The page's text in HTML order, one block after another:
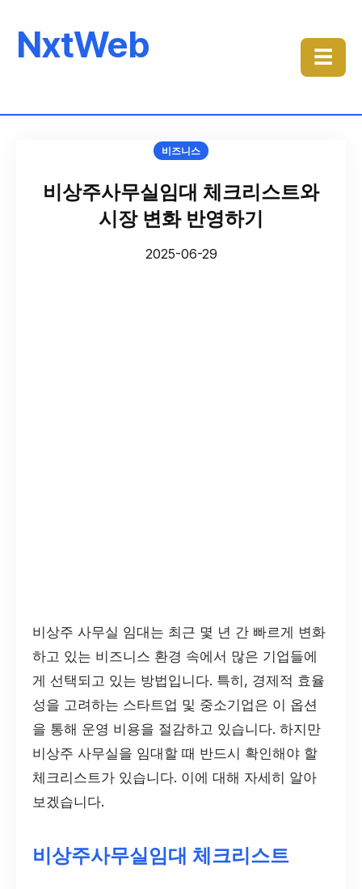
NxtWeb ☰
비즈니스
비상주사무실임대 체크리스트와
시장 변화 반영하기
2025-06-29
비상주 사무실 임대는 최근 몇 년 간 빠르게 변화
하고 있는 비즈니스 환경 속에서 많은 기업들에
게 선택되고 있는 방법입니다. 특히, 경제적 효율
성을 고려하는 스타트업 및 중소기업은 이 옵션
을 통해 운영 비용을 절감하고 있습니다. 하지만
비상주 사무실을 임대할 때 반드시 확인해야 할
체크리스트가 있습니다. 이에 대해 자세히 알아
보겠습니다.
비상주사무실임대 체크리스트